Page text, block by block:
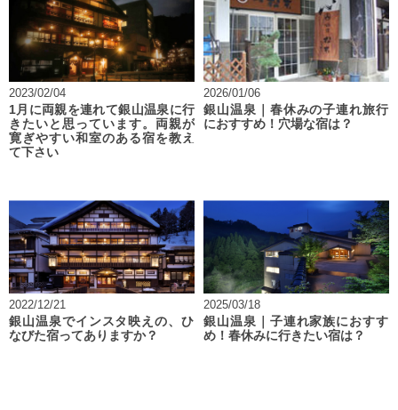
2023/02/04
1月に両親を連れて銀山温泉に行
きたいと思っています。両親が
寛ぎやすい和室のある宿を教え
て下さい
2026/01/06
銀山温泉｜春休みの子連れ旅行
におすすめ！穴場な宿は？
2022/12/21
銀山温泉でインスタ映えの、ひ
なびた宿ってありますか？
2025/03/18
銀山温泉｜子連れ家族におすす
め！春休みに行きたい宿は？